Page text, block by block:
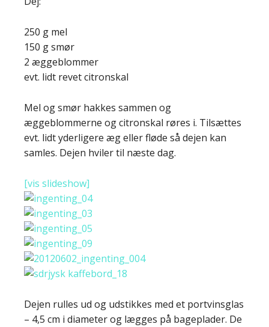
250 g mel
150 g smør
2 æggeblommer
evt. lidt revet citronskal
Mel og smør hakkes sammen og
æggeblommerne og citronskal røres i. Tilsættes
evt. lidt yderligere æg eller fløde så dejen kan
samles. Dejen hviler til næste dag.
[vis slideshow]
Dejen rulles ud og udstikkes med et portvinsglas
– 4,5 cm i diameter og lægges på bageplader. De